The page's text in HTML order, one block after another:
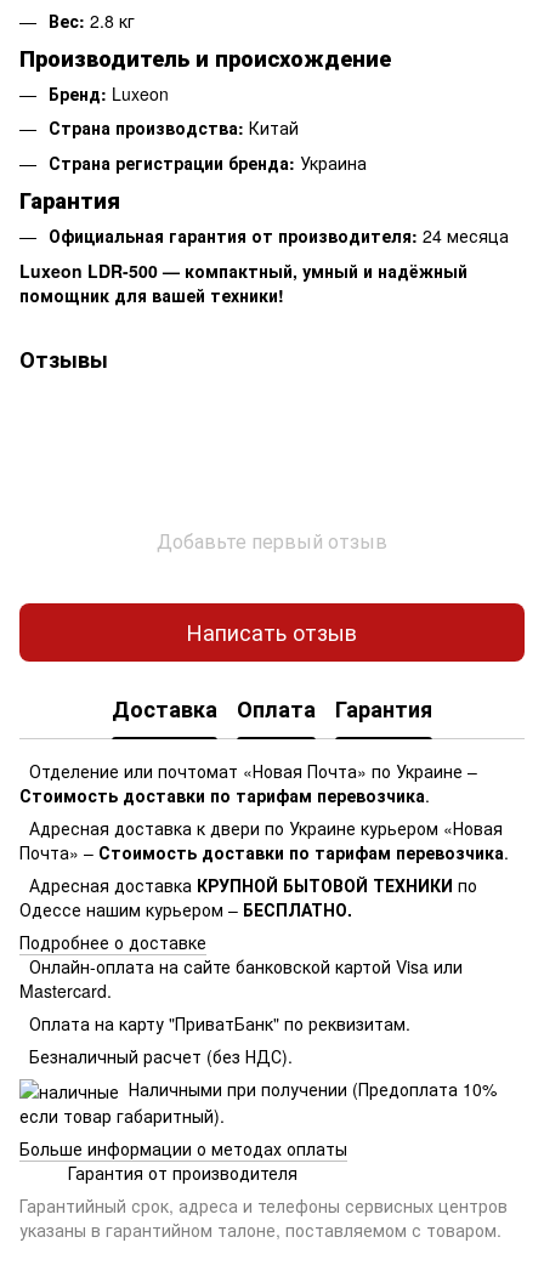
Вес: 2.8 кг
Производитель и происхождение
Бренд: Luxeon
Страна производства: Китай
Страна регистрации бренда: Украина
Гарантия
Официальная гарантия от производителя: 24 месяца
Luxeon LDR-500 — компактный, умный и надёжный
помощник для вашей техники!
Отзывы
Добавьте первый отзыв
Написать отзыв
Доставка Оплата Гарантия
Отделение или почтомат «Новая Почта» по Украине –
Стоимость доставки по тарифам перевозчика.
Адресная доставка к двери по Украине курьером «Новая
Почта» – Стоимость доставки по тарифам перевозчика.
Адресная доставка КРУПНОЙ БЫТОВОЙ ТЕХНИКИ по
Одессе нашим курьером – БЕСПЛАТНО.
Подробнее о доставке
Онлайн-оплата на сайте банковской картой Visa или
Mastercard.
Оплата на карту "ПриватБанк" по реквизитам.
Безналичный расчет (без НДС).
Наличными при получении (Предоплата 10%
если товар габаритный).
Больше информации о методах оплаты
Гарантия от производителя
Гарантийный срок, адреса и телефоны сервисных центров
указаны в гарантийном талоне, поставляемом с товаром.